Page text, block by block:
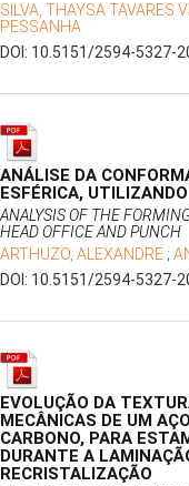
SILVA, THAYSA TAVARES
PESSANHA
DOI: 10.5151/2594-5327-
ANÁLISE DA
ESFÉRICA,
ANALYSIS OF THE
HEAD OFFICE AND PUNCH
ARTHUZO, ALEXANDRE ;
DOI: 10.5151/2594-5327-
EVOLUÇÃO DA
MECÂNICAS DE UM
CARBONO, PARA
DURANTE A
RECRISTALIZAÇÃO